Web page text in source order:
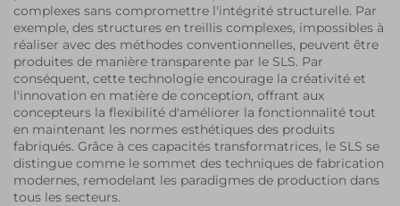
complexes sans compromettre l'intégrité structurelle. Par
exemple, des structures en treillis complexes, impossibles à
réaliser avec des méthodes conventionnelles, peuvent être
produites de manière transparente par le SLS. Par
conséquent, cette technologie encourage la créativité et
l'innovation en matière de conception, offrant aux
concepteurs la flexibilité d'améliorer la fonctionnalité tout
en maintenant les normes esthétiques des produits
fabriqués. Grâce à ces capacités transformatrices, le SLS se
distingue comme le sommet des techniques de fabrication
modernes, remodelant les paradigmes de production dans
tous les secteurs.